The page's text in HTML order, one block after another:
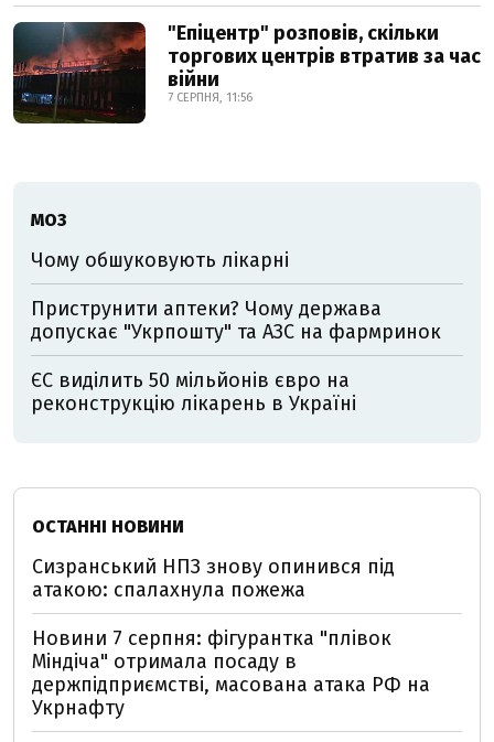
"Епіцентр" розповів, скільки
торгових центрів втратив за час
війни
7 СЕРПНЯ, 11:56
МОЗ
Чому обшуковують лікарні
Приструнити аптеки? Чому держава
допускає "Укрпошту" та АЗС на фармринок
ЄС виділить 50 мільйонів євро на
реконструкцію лікарень в Україні
ОСТАННІ НОВИНИ
Сизранський НПЗ знову опинився під
атакою: спалахнула пожежа
Новини 7 серпня: фігурантка "плівок
Міндіча" отримала посаду в
держпідприємстві, масована атака РФ на
Укрнафту